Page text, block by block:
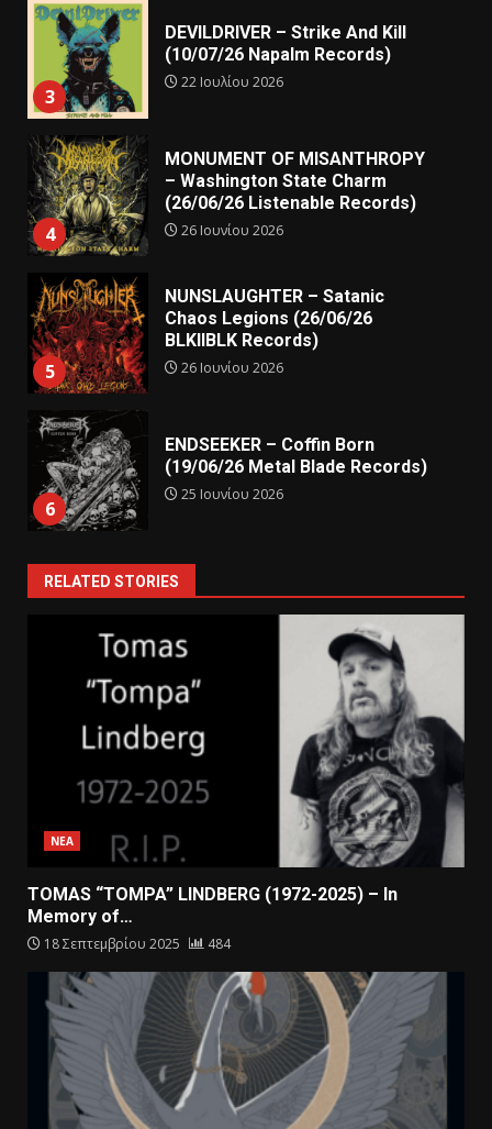
3
DEVILDRIVER – Strike And Kill
(10/07/26 Napalm Records)
22 Ιουλίου 2026
4
MONUMENT OF MISANTHROPY
– Washington State Charm
(26/06/26 Listenable Records)
26 Ιουνίου 2026
5
NUNSLAUGHTER – Satanic
Chaos Legions (26/06/26
BLKIIBLK Records)
26 Ιουνίου 2026
6
ENDSEEKER – Coffin Born
(19/06/26 Metal Blade Records)
25 Ιουνίου 2026
RELATED STORIES
ΝΕΑ
TOMAS “TOMPA” LINDBERG (1972-2025) – In
Memory of…
18 Σεπτεμβρίου 2025 484